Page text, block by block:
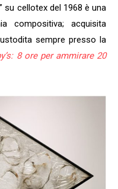
su cellotex del 1968 è una
compositiva; acquisita
sempre presso la
8 ore per ammirare 20